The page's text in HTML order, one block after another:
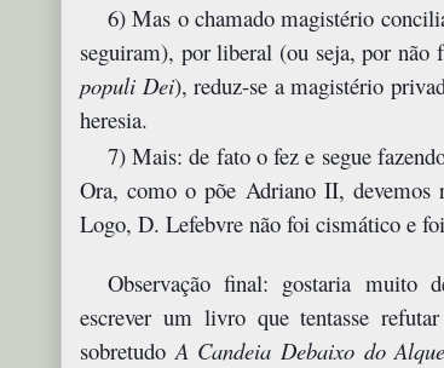
6) Mas o chamado magistério
seguiram), por liberal (ou seja, por não
populi Dei), reduz-se a magistério
heresia.
7) Mais: de fato o fez e segue
Ora, como o põe Adriano II, devemos
Logo, D. Lefebvre não foi cismático e
Observação final: gostaria muito
escrever um livro que tentasse
sobretudoA Candeia Debaixo do